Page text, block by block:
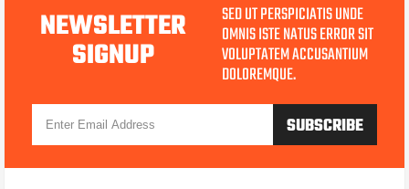
NEWSLETTER
SIGNUP
SED UT PERSPICIATIS UNDE
OMNIS ISTE NATUS ERROR SIT
VOLUPTATEM ACCUSANTIUM
DOLOREMQUE.